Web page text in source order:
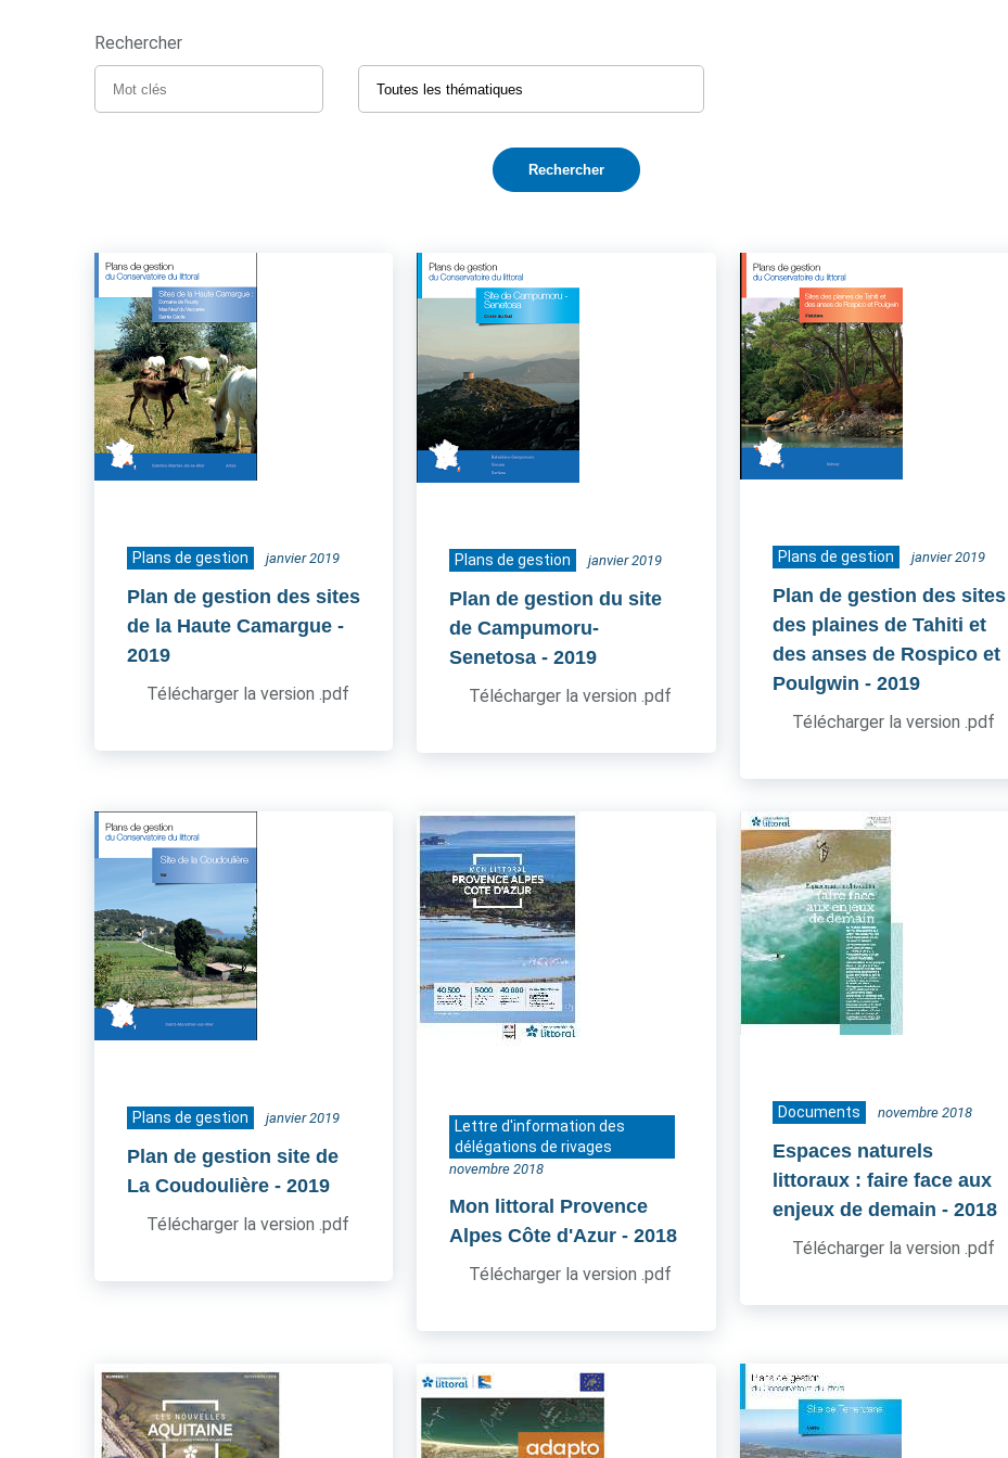
Rechercher
Plans de gestion janvier 2019
Plan de gestion des sites
de la Haute Camargue -
2019
Télécharger la version .pdf
Plans de gestion janvier 2019
Plan de gestion du site
de Campumoru-
Senetosa - 2019
Télécharger la version .pdf
Plans de gestion janvier 2019
Plan de gestion des sites
des plaines de Tahiti et
des anses de Rospico et
Poulgwin - 2019
Télécharger la version .pdf
Plans de gestion janvier 2019
Plan de gestion site de
La Coudoulière - 2019
Télécharger la version .pdf
Lettre d'information des
délégations de rivages
novembre 2018
Mon littoral Provence
Alpes Côte d'Azur - 2018
Télécharger la version .pdf
Documents novembre 2018
Espaces naturels
littoraux : faire face aux
enjeux de demain - 2018
Télécharger la version .pdf